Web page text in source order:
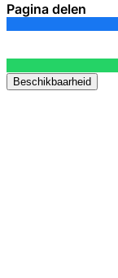
Pagina delen
Beschikbaarheid